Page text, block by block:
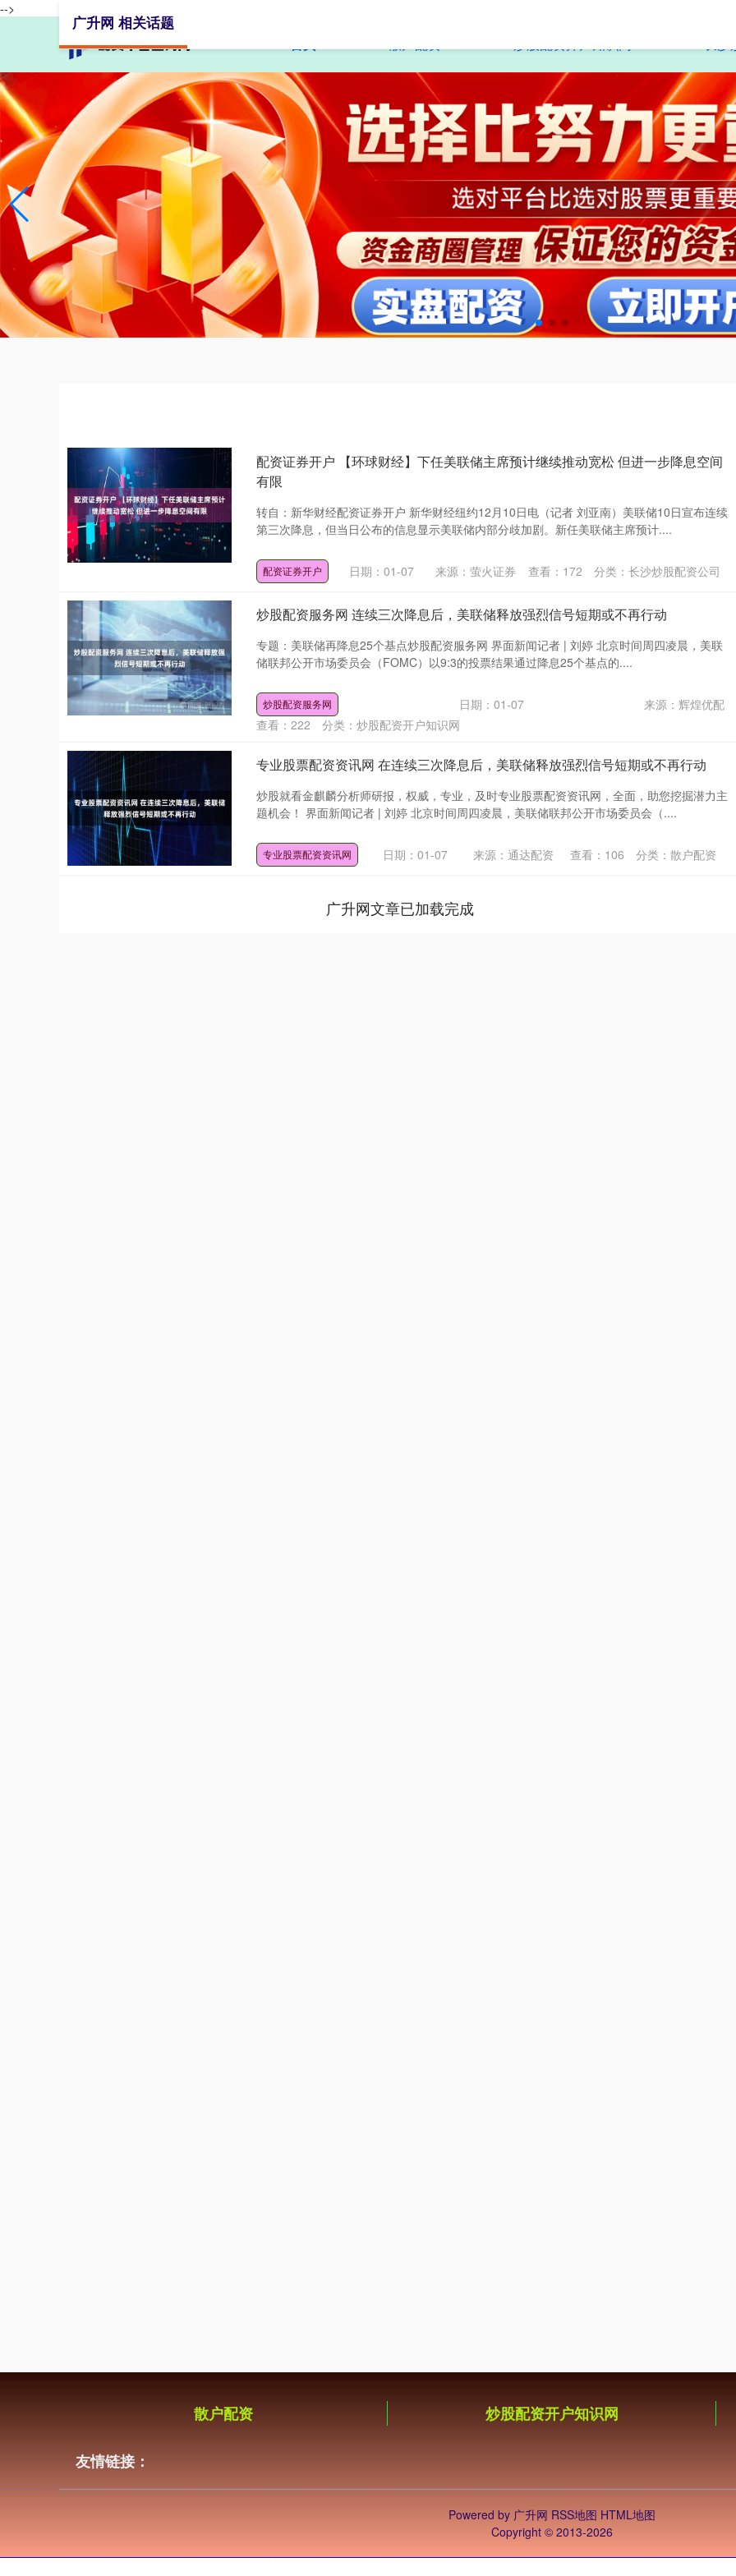
-->
广升网 相关话题
配资证券开户 【环球财经】下任美联储主席预计继续推动宽松 但进一步降息空间
有限
转自：新华财经配资证券开户 新华财经纽约12月10日电（记者 刘亚南）美联储10日宣布连续
第三次降息，但当日公布的信息显示美联储内部分歧加剧。新任美联储主席预计....
配资证券开户 日期：01-07 来源：萤火证券 查看： 172 分类： 长沙炒股配资公司
炒股配资服务网 连续三次降息后，美联储释放强烈信号短期或不再行动
专题：美联储再降息25个基点炒股配资服务网 界面新闻记者 | 刘婷 北京时间周四凌晨，美联
储联邦公开市场委员会（FOMC）以9:3的投票结果通过降息25个基点的....
炒股配资服务网 日期：01-07
来源：辉煌优配
查看： 222 分类： 炒股配资开户知识网
专业股票配资资讯网 在连续三次降息后，美联储释放强烈信号短期或不再行动
炒股就看金麒麟分析师研报，权威，专业，及时专业股票配资资讯网，全面，助您挖掘潜力主
题机会！ 界面新闻记者 | 刘婷 北京时间周四凌晨，美联储联邦公开市场委员会（....
专业股票配资资讯网 日期：01-07 来源：通达配资 查看： 106 分类： 散户配资
广升网文章已加载完成
散户配资 炒股配资开户知识网
友情链接：
Powered by 广升网 RSS地图 HTML地图
Copyright © 2013-2026